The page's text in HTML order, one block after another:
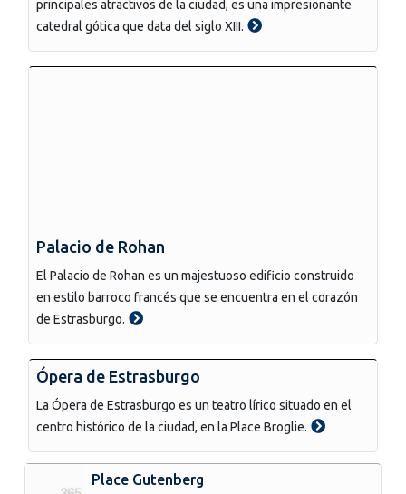
principales atractivos de la ciudad, es una impresionante
catedral gótica que data del siglo XIII.
Palacio de Rohan
El Palacio de Rohan es un majestuoso edificio construido
en estilo barroco francés que se encuentra en el corazón
de Estrasburgo.
Ópera de Estrasburgo
La Ópera de Estrasburgo es un teatro lírico situado en el
centro histórico de la ciudad, en la Place Broglie.
Place Gutenberg